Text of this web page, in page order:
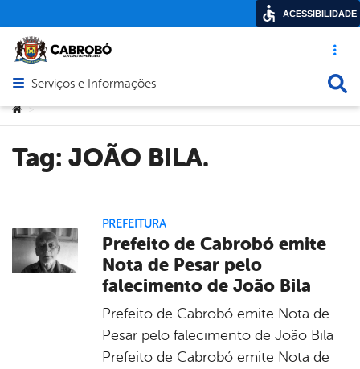
Acesso
Abrir menu principal de navegação
Serviços e Informações
Você está aqui:
>
Tag: JOÃO BILA.
PREFEITURA
Prefeito de Cabrobó emite
Nota de Pesar pelo
falecimento de João Bila
Prefeito de Cabrobó emite Nota de
Pesar pelo falecimento de João Bila
Prefeito de Cabrobó emite Nota de
ACESSIBILIDADE